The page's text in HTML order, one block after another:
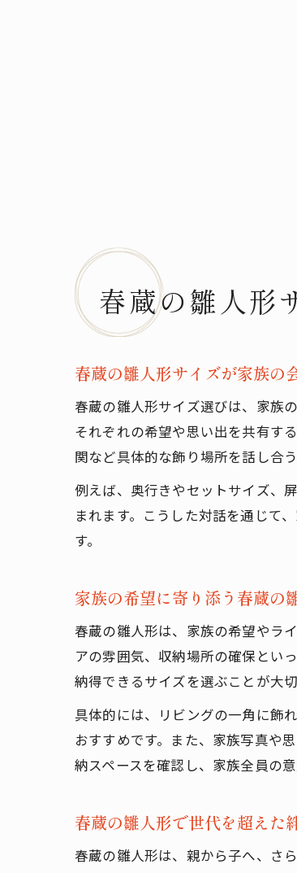
春蔵の雛人形
春蔵の雛人形サイズが家族の
春蔵の雛人形サイズ選びは、家族
それぞれの希望や思い出を共有す
関など具体的な飾り場所を話し合
例えば、奥行きやセットサイズ、
まれます。こうした対話を通じて
す。
家族の希望に寄り添う春蔵の
春蔵の雛人形は、家族の希望やラ
アの雰囲気、収納場所の確保とい
納得できるサイズを選ぶことが大切
具体的には、リビングの一角に飾
おすすめです。また、家族写真や
納スペースを確認し、家族全員の
春蔵の雛人形で世代を超えた
春蔵の雛人形は、親から子へ、さ